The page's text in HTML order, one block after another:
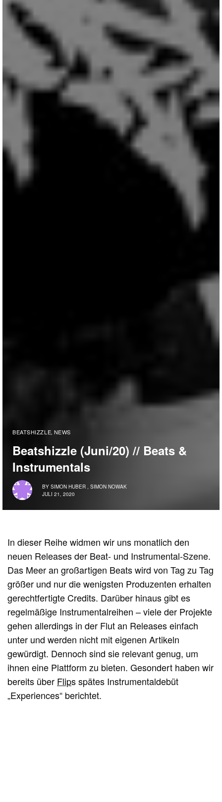
BEATSHIZZLE, NEWS
Beatshizzle (Juni/20) // Beats &
Instrumentals
BY SIMON HUBER
SIMON NOWAK
JULI 21, 2020
In dieser Reihe widmen wir uns monatlich den
neuen Releases der Beat- und Instrumental-Szene.
Das Meer an großartigen Beats wird von Tag zu Tag
größer und nur die wenigsten Produzenten erhalten
gerechtfertigte Credits. Darüber hinaus gibt es
regelmäßige Instrumentalreihen – viele der Projekte
gehen allerdings in der Flut an Releases einfach
unter und werden nicht mit eigenen Artikeln
gewürdigt. Dennoch sind sie relevant genug, um
ihnen eine Plattform zu bieten. Gesondert haben wir
bereits über Flips spätes Instrumentaldebüt
„Experiences“ berichtet.